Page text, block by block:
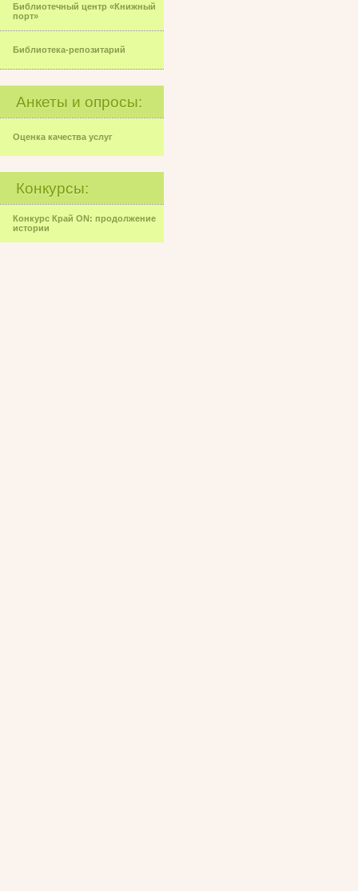
Библиотечный центр «Книжный
порт»
Библиотека-репозитарий
Анкеты и опросы:
Оценка качества услуг
Конкурсы:
Конкурс Край ON: продолжение
истории